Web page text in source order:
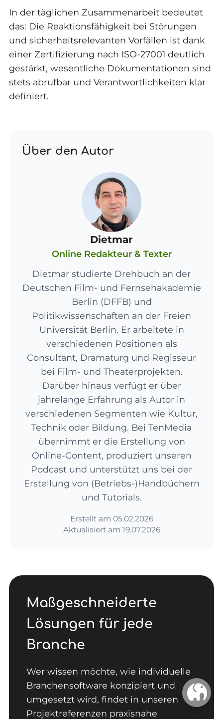
In der täglichen Zusammenarbeit bedeutet
das: Die Reaktionsfähigkeit bei Störungen
und sicherheitsrelevanten Vorfällen ist dank
einer Zertifizierung nach ISO-27001 deutlich
gestärkt, wesentliche Dokumentationen sind
stets abrufbar und Verantwortlichkeiten klar
definiert.
Über den Autor
Dietmar
Online Redakteur & Texter
Dietmar studierte Drehbuch an der
Deutschen Film- und Fernsehakademie
Berlin (DFFB) und
Politikwissenschaften an der Freien
Universität Berlin. Er arbeitete in
verschiedenen Positionen als
Consultant, Dramaturg und Regisseur
bei Film- und Theaterprojekten.
Darüber hinaus verfügt er über
jahrelange Erfahrung als Autor in
verschiedenen Segmenten wie Kultur,
Technik oder Bildung. Bei TenMedia
übernimmt er die Erstellung von
Online-Content, produziert unseren
Podcast und unterstützt uns bei der
Erstellung von (Betriebs-)Handbüchern
und Tutorials.
Erstellt am 05.02.2026
Aktualisiert am 19.07.2026
Maßgeschneiderte
Lösungen für jede
Branche
Wer wissen möchte, wie individuelle
Branchensoftware konzipiert und
umgesetzt wird, findet in unseren
Projektreferenzen praxisnahe